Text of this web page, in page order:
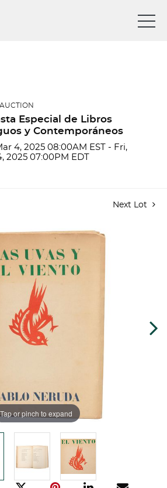
Especial de Libros
y Contemporáneos
4, 2025 08:00AM EST - Fri,
2025 07:00PM EDT
Next Lot
Tap or pinch to expand